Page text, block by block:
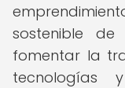
sostenible
fomentar la
tecnologías